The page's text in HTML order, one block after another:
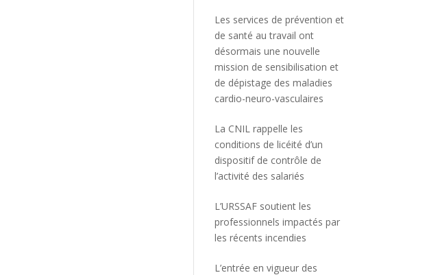
Les services de prévention et
de santé au travail ont
désormais une nouvelle
mission de sensibilisation et
de dépistage des maladies
cardio-neuro-vasculaires
La CNIL rappelle les
conditions de licéité d’un
dispositif de contrôle de
l’activité des salariés
L’URSSAF soutient les
professionnels impactés par
les récents incendies
L’entrée en vigueur des